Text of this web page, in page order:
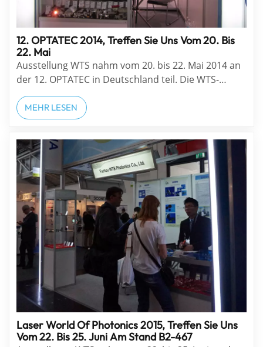
12. OPTATEC 2014, Treffen Sie Uns Vom 20. Bis
22. Mai
Ausstellung WTS nahm vom 20. bis 22. Mai 2014 an
der 12. OPTATEC in Deutschland teil. Die WTS-
Standnummer ist J63-2.Die Optatec fokussiert wie
keine andere Veranstaltung ihrer Art das
Innovationspotenzial der Branche. In Kooperation
wie dem Fachverb...
MEHR LESEN
Laser World Of Photonics 2015, Treffen Sie Uns
Vom 22. Bis 25. Juni Am Stand B2-467